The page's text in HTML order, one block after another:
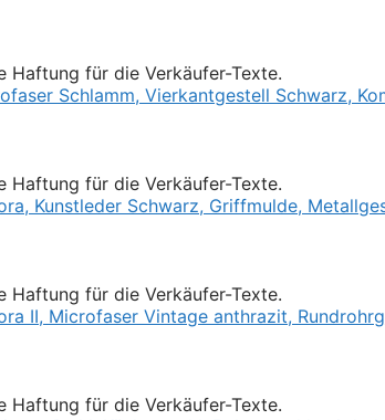
Haftung für die Verkäufer-Texte.
Haftung für die Verkäufer-Texte.
Haftung für die Verkäufer-Texte.
Haftung für die Verkäufer-Texte.